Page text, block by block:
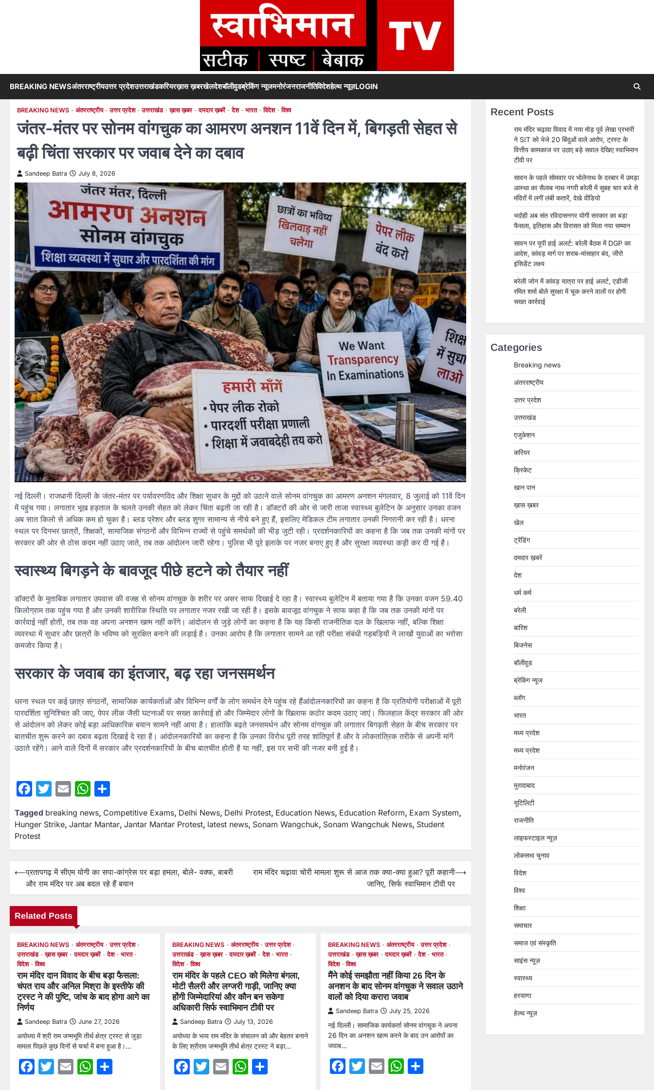
BREAKING NEWSअंतरराष्ट्रीयउत्तर प्रदेशउत्तराखंडकरियरख़ास ख़बरखेलदेशबॉलीवुडब्रेकिंग न्यूजमनोरंजनराजनीतिविदेशहेल्थ न्यूज़LOGIN
BREAKING NEWS अंतरराष्ट्रीय उत्तर प्रदेश उत्तराखंड ख़ास ख़बर दमदार ख़बरें देश भारत विदेश विश्व
जंतर-मंतर पर सोनम वांगचुक का आमरण अनशन 11वें दिन में, बिगड़ती सेहत से
बढ़ी चिंता सरकार पर जवाब देने का दबाव
Sandeep Batra July 8, 2026
नई दिल्ली। राजधानी दिल्ली के जंतर-मंतर पर पर्यावरणविद और शिक्षा सुधार के मुद्दों को उठाने वाले सोनम वांगचुक का आमरण अनशन मंगलवार, 8 जुलाई को 11वें दिन
में पहुंच गया। लगातार भूख हड़ताल के चलते उनकी सेहत को लेकर चिंता बढ़ती जा रही है। डॉक्टरों की ओर से जारी ताजा स्वास्थ्य बुलेटिन के अनुसार उनका वजन
अब सात किलो से अधिक कम हो चुका है। ब्लड प्रेशर और ब्लड शुगर सामान्य से नीचे बने हुए हैं, इसलिए मेडिकल टीम लगातार उनकी निगरानी कर रही है। धरना
स्थल पर दिनभर छात्रों, शिक्षकों, सामाजिक संगठनों और विभिन्न राज्यों से पहुंचे समर्थकों की भीड़ जुटी रही। प्रदर्शनकारियों का कहना है कि जब तक उनकी मांगों पर
सरकार की ओर से ठोस कदम नहीं उठाए जाते, तब तक आंदोलन जारी रहेगा। पुलिस भी पूरे इलाके पर नजर बनाए हुए है और सुरक्षा व्यवस्था कड़ी कर दी गई है।
स्वास्थ्य बिगड़ने के बावजूद पीछे हटने को तैयार नहीं
डॉक्टरों के मुताबिक लगातार उपवास की वजह से सोनम वांगचुक के शरीर पर असर साफ दिखाई दे रहा है। स्वास्थ्य बुलेटिन में बताया गया है कि उनका वजन 59.40
किलोग्राम तक पहुंच गया है और उनकी शारीरिक स्थिति पर लगातार नजर रखी जा रही है। इसके बावजूद वांगचुक ने साफ कहा है कि जब तक उनकी मांगों पर
कार्रवाई नहीं होती, तब तक वह अपना अनशन खत्म नहीं करेंगे। आंदोलन से जुड़े लोगों का कहना है कि यह किसी राजनीतिक दल के खिलाफ नहीं, बल्कि शिक्षा
व्यवस्था में सुधार और छात्रों के भविष्य को सुरक्षित बनाने की लड़ाई है। उनका आरोप है कि लगातार सामने आ रही परीक्षा संबंधी गड़बड़ियों ने लाखों युवाओं का भरोसा
कमजोर किया है।
सरकार के जवाब का इंतजार, बढ़ रहा जनसमर्थन
धरना स्थल पर कई छात्र संगठनों, सामाजिक कार्यकर्ताओं और विभिन्न वर्गों के लोग समर्थन देने पहुंच रहे हैंआंदोलनकारियों का कहना है कि प्रतियोगी परीक्षाओं में पूरी
पारदर्शिता सुनिश्चित की जाए, पेपर लीक जैसी घटनाओं पर सख्त कार्रवाई हो और जिम्मेदार लोगों के खिलाफ कठोर कदम उठाए जाएं। फिलहाल केंद्र सरकार की ओर
से आंदोलन को लेकर कोई बड़ा आधिकारिक बयान सामने नहीं आया है। हालांकि बढ़ते जनसमर्थन और सोनम वांगचुक की लगातार बिगड़ती सेहत के बीच सरकार पर
बातचीत शुरू करने का दबाव बढ़ता दिखाई दे रहा है। आंदोलनकारियों का कहना है कि उनका विरोध पूरी तरह शांतिपूर्ण है और वे लोकतांत्रिक तरीके से अपनी मांगें
उठाते रहेंगे। आने वाले दिनों में सरकार और प्रदर्शनकारियों के बीच बातचीत होती है या नहीं, इस पर सभी की नजर बनी हुई है।
Facebook
Twitter
EmailWhatsApp
Tagged breaking news, Competitive Exams, Delhi News, Delhi Protest, Education News, Education Reform, Exam System,
Hunger Strike, Jantar Mantar, Jantar Mantar Protest, latest news, Sonam Wangchuk, Sonam Wangchuk News, Student
Protest
Post
navigation
⟵प्रतापगढ़ में सीएम योगी का सपा-कांग्रेस पर बड़ा हमला, बोले- वक्फ, बाबरी
और राम मंदिर पर अब बदल रहे हैं बयान
राम मंदिर चढ़ावा चोरी मामला शुरू से आज तक क्या-क्या हुआ? पूरी कहानी
जानिए, सिर्फ स्वाभिमान टीवी पर
⟶
Related Posts
BREAKING NEWS अंतरराष्ट्रीय
उत्तर प्रदेश
उत्तराखंड
ख़ास ख़बर दमदार ख़बरें देश
भारत
विदेश
विश्व
राम मंदिर दान विवाद के बीच बड़ा फैसला:
चंपत राय और अनिल मिश्रा के इस्तीफे की
ट्रस्ट ने की पुष्टि, जांच के बाद होगा आगे का
निर्णय
Sandeep Batra June 27, 2026
अयोध्या में श्री राम जन्मभूमि तीर्थ क्षेत्र ट्रस्ट से जुड़ा
मामला पिछले कुछ दिनों से चर्चा में बना हुआ है।…
Facebook
Twitter
EmailWhatsApp
BREAKING NEWS अंतरराष्ट्रीय
उत्तर प्रदेश
उत्तराखंड
ख़ास ख़बर दमदार ख़बरें देश
भारत
विदेश
विश्व
राम मंदिर के पहले CEO को मिलेगा बंगला,
मोटी सैलरी और लग्जरी गाड़ी, जानिए क्या
होंगी जिम्मेदारियां और कौन बन सकेगा
अधिकारी सिर्फ स्वाभिमान टीवी पर
Sandeep Batra July 13, 2026
अयोध्या के भव्य राम मंदिर के संचालन को और बेहतर बनाने
के लिए श्रीराम जन्मभूमि तीर्थ क्षेत्र ट्रस्ट ने बड़ा…
Facebook
Twitter
EmailWhatsApp
BREAKING NEWS अंतरराष्ट्रीय
उत्तर प्रदेश
उत्तराखंड
ख़ास ख़बर दमदार ख़बरें देश
भारत
विदेश
विश्व
मैंने कोई समझौता नहीं किया 26 दिन के
अनशन के बाद सोनम वांगचुक ने सवाल उठाने
वालों को दिया करारा जवाब
Sandeep Batra July 25, 2026
नई दिल्ली। सामाजिक कार्यकर्ता सोनम वांगचुक ने अपना
26 दिन का अनशन खत्म करने के बाद उन आरोपों का
जवाब…
Facebook
Twitter
EmailWhatsApp
Share
Recent Posts
राम मंदिर चढ़ावा विवाद में नया मोड़ पूर्व लेखा प्रभारी
ने SIT को भेजे 20 बिंदुओं वाले आरोप, ट्रस्ट के
वित्तीय कामकाज पर उठाए बड़े सवाल देखिए स्वाभिमान
टीवी पर
सावन के पहले सोमवार पर भोलेनाथ के दरबार में उमड़ा
आस्था का सैलाब नाथ नगरी बरेली में सुबह चार बजे से
मंदिरों में लगीं लंबी कतारें, देखे वीडियो
भदोही अब संत रविदासनगर योगी सरकार का बड़ा
फैसला, इतिहास और विरासत को मिला नया सम्मान
सावन पर यूपी हाई अलर्ट: बरेली बैठक में DGP का
आदेश, कांवड़ मार्ग पर शराब-मांसाहार बंद, जीरो
इंसिडेंट लक्ष्य
बरेली जोन में कांवड़ यात्रा पर हाई अलर्ट, एडीजी
रमित शर्मा बोले सुरक्षा में चूक करने वालों पर होगी
सख्त कार्रवाई
Categories
Breaking news
अंतरराष्ट्रीय
उत्तर प्रदेश
उत्तराखंड
एजुकेशन
करियर
क्रिकेट
खान पान
ख़ास ख़बर
खेल
ट्रेंडिंग
दमदार ख़बरें
देश
धर्म कर्म
बरेली
बारिश
बिजनेस
बॉलीवुड
ब्रेकिंग न्यूज
ब्लॉग
भारत
मध्य प्रदेश
मध्य प्रदेश
मनोरंजन
मुरादाबाद
यूटिलिटी
राजनीति
लाइफस्टाइल न्यूज़
लोकसभा चुनाव
विदेश
विश्व
शिक्षा
समाचार
समाज एवं संस्कृति
साइंस न्यूज़
स्वास्थ्य
हरयाणा
हेल्थ न्यूज़